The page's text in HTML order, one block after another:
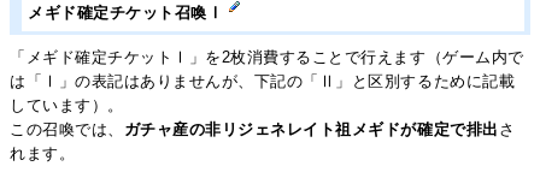
メギド確定チケット召喚Ⅰ
「メギド確定チケットⅠ」を2枚消費することで行えます（ゲーム内で
は「Ⅰ」の表記はありませんが、下記の「Ⅱ」と区別するために記載
しています）。
この召喚では、 ガチャ産の非リジェネレイト祖メギドが確定で排出 さ
れます。